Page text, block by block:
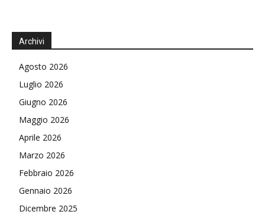
Archivi
Agosto 2026
Luglio 2026
Giugno 2026
Maggio 2026
Aprile 2026
Marzo 2026
Febbraio 2026
Gennaio 2026
Dicembre 2025